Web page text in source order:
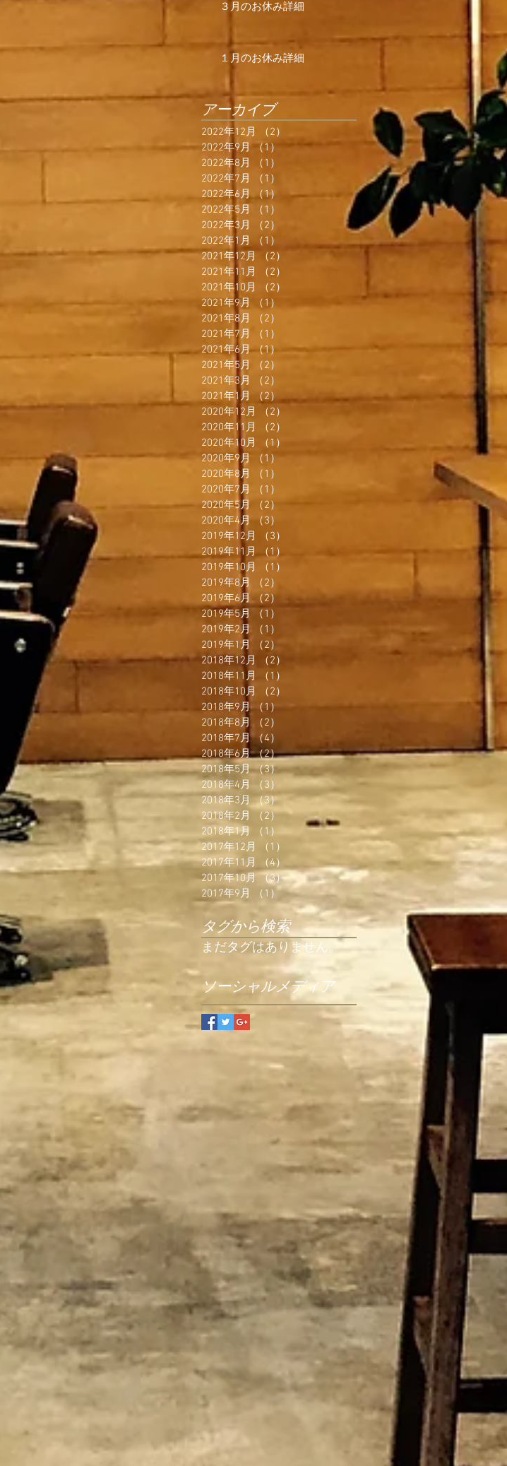
３月のお休み詳細
１月のお休み詳細
アーカイブ
2022年12月 （2）
2022年9月
（1）
1件の記事
2022年8月
（1）
2022年7月
（1）
2022年6月 （1）
1件の記事
2022年5月
（1）
2022年3月
（2）
2022年1月
（1）
2021年12月
（2）
2件の記事
2021年11月
（2）
2021年10月
（2）
2021年9月
（1）
2021年8月
（2）
2021年7月
（1）
2021年6月 （1） 1件の記事
2021年5月
（2）
2021年3月
（2）
2021年1月
（2）2件の記事
2020年12月
（2）
2020年11月
（2）
2020年10月
（1）
2020年9月
（1） 1件の記事
2020年8月
（1）
2020年7月
（1）
2020年5月
（2）
2020年4月
（3）
2019年12月
（3）
2019年11月
（1）
2019年10月
（1）
2019年8月
（2）
2019年6月
（2）
2件の記事
2019年5月
（1）
2019年2月
（1）
2019年1月
（2）
2018年12月
（2）
2018年11月
（1）
2018年10月
（2）
2018年9月 （1）1件の記事
2018年8月
（2）
2018年7月 （4）
2018年6月 （2）2件の記事
2018年5月 （3）3件の記事
2018年4月
（3）
3件の記事
2018年3月 （3）
3件の記事
2018年2月
（2）2件の記事
2018年1月
（1）
1件の記事
2017年12月
（1）
2017年11月
（4）
4件の記事
2017年10月 （3）3件の記事
2017年9月
（1）1件の記事
タグから検索
まだタグはありません。
ソーシャルメディア